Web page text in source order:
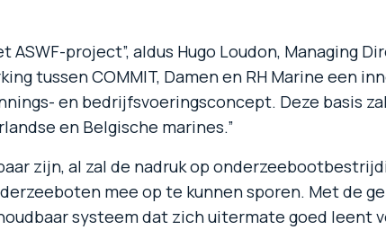
project”, aldus Hugo Loudon, Managing
tussen COMMIT, Damen en RH Marine een
en bedrijfsvoeringsconcept. Deze basis
en Belgische marines.”
zijn, al zal de nadruk op
mee op te kunnen sporen. Met de
systeem dat zich uitermate goed leent